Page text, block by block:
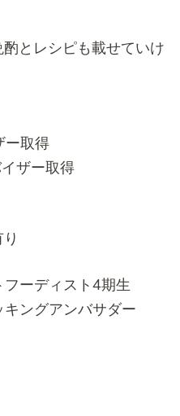
とレシピも載せていけ
ー取得
ザー取得
ーディスト4期生
ングアンバサダー